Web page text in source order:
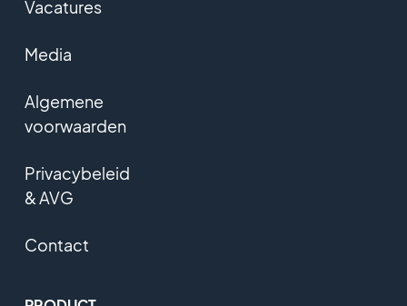
Vacatures
Media
Algemene
voorwaarden
Privacybeleid
& AVG
Contact